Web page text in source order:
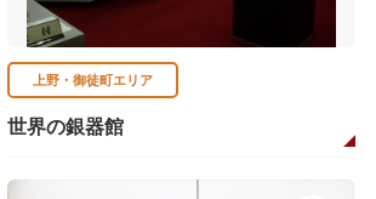
上野・御徒町エリア
世界の銀器館